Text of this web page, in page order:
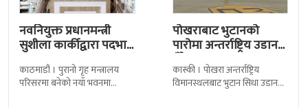
नवनियुक्त प्रधानमन्त्री
सुशीला कार्कीद्वारा पदभार
काठमाडौं । पुरानो गृह मन्त्रालय
परिसरमा बनेको नयाँ भवनमा
पोखराबाट भुटानको
पारोमा अन्तर्राष्ट्रिय उडान
हुँदै
कास्की । पोखरा अन्तर्राष्ट्रिय
विमानस्थलबाट भुटान सिधा उडान